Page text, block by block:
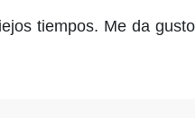
tiempos. Me da gusto